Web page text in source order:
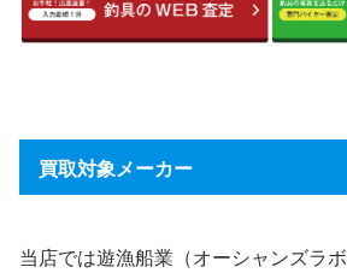
買取対象メーカー
当店では遊漁船業（オーシャンズラボ